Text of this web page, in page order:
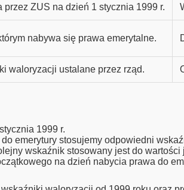
przez ZUS na dzień 1 stycznia 1999 r.
nabywa się prawa emerytalne.
waloryzacji ustalane przez rząd.
1999 r.
emerytury stosujemy odpowiedni
wskaźnik stosowany jest do
na dzień nabycia prawa do